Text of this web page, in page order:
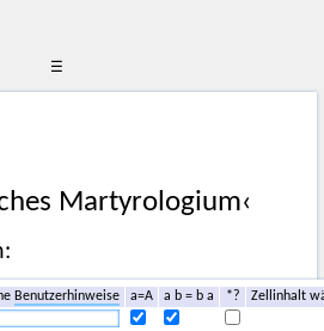
☰
Martyrologium‹
Benutzerhinweise a=A a b = b a *?
Zellinhalt